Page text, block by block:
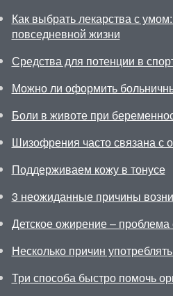
Как выбрать лекарства с
повседневной жизни
Средства для потенции в
Можно ли оформить
Боли в животе при
Шизофрения часто связана с
Поддерживаем кожу в тонусе
3 неожиданные причины
Детское ожирение –
Несколько причин
Три способа быстро помочь